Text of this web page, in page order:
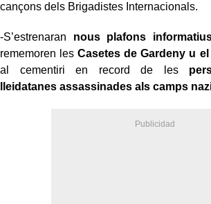
cançons dels Brigadistes Internacionals.
-S’estrenaran nous plafons
rememoren lesCasetes de Gardeny u
al cementiri en record de les
lleidatanes assassinades als camps